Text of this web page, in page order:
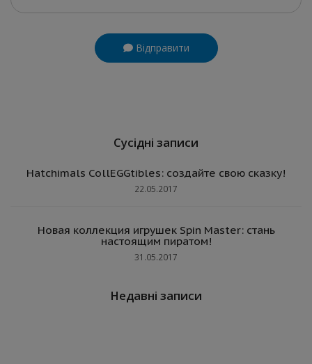
Відправити
Сусідні записи
Hatchimals CollEGGtibles: создайте свою сказку!
22.05.2017
Новая коллекция игрушек Spin Master: стань
настоящим пиратом!
31.05.2017
Недавні записи